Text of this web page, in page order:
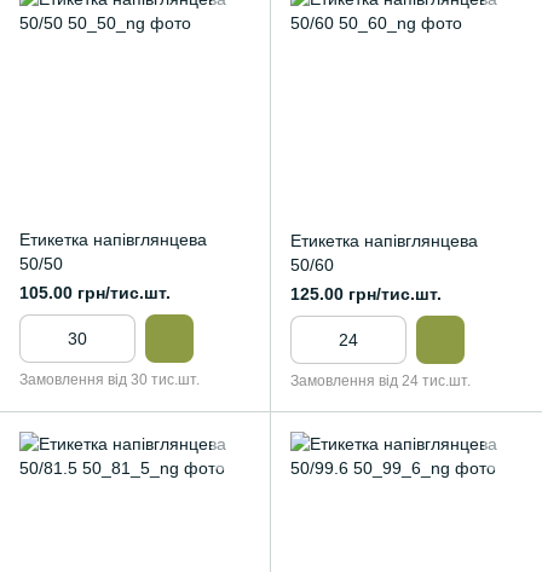
Етикетка напівглянцева
50/50
105.00 грн/тис.шт.
Замовлення від 30 тис.шт.
Етикетка напівглянцева
50/60
125.00 грн/тис.шт.
Замовлення від 24 тис.шт.